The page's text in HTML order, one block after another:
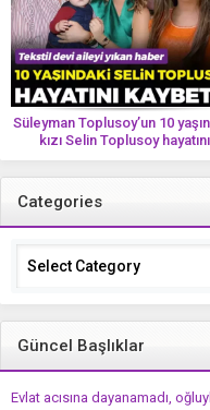
Süleyman Toplusoy’un 10
kızı Selin Toplusoy hayatını
kaybetti! ‘Ah dünya güzeli
Categories
Categories
Güncel Başlıklar
Evlat acısına dayanamadı,